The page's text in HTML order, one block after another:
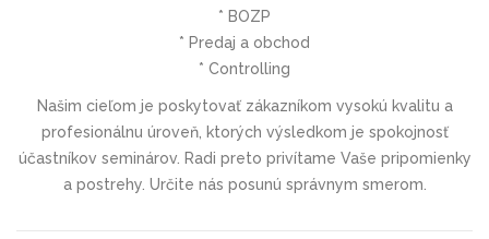
* BOZP
* Predaj a obchod
* Controlling
Našim cieľom je poskytovať zákazníkom vysokú kvalitu a
profesionálnu úroveň, ktorých výsledkom je spokojnosť
účastníkov seminárov. Radi preto privítame Vaše pripomienky
a postrehy. Určite nás posunú správnym smerom.